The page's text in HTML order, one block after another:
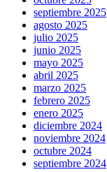
septiembre 2025
agosto 2025
julio 2025
junio 2025
mayo 2025
abril 2025
marzo 2025
febrero 2025
enero 2025
diciembre 2024
noviembre 2024
octubre 2024
septiembre 2024